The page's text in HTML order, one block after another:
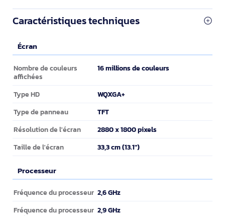
Caractéristiques techniques
Écran
Écran
Nombre de couleurs
affichées
16 millions de couleurs
Type HD WQXGA+
Type de panneau TFT
Résolution de l'écran 2880 x 1800 pixels
Taille de l'écran 33,3 cm (13.1")
Processeur
Processeur
Fréquence du processeur 2,6 GHz
Fréquence du processeur 2,9 GHz